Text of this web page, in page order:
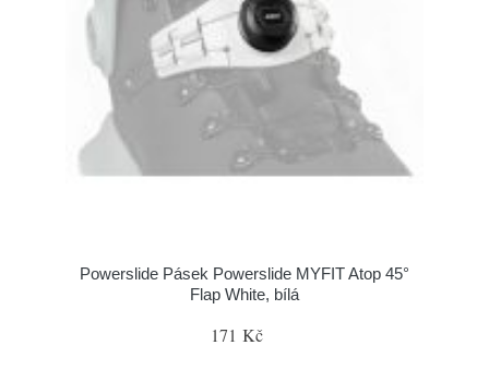
Powerslide Pásek Powerslide MYFIT Atop 45°
Flap White, bílá
171 Kč